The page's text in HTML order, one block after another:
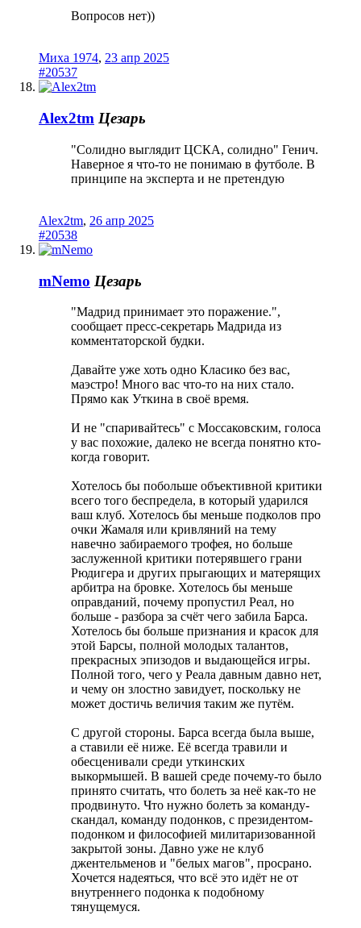
Вопросов нет))
Миха 1974, 23 апр 2025
#20537
Alex2tm Цезарь
"Солидно выглядит ЦСКА, солидно" Генич.
Наверное я что-то не понимаю в футболе. В
принципе на эксперта и не претендую
Alex2tm, 26 апр 2025
#20538
mNemo Цезарь
"Мадрид принимает это поражение.",
сообщает пресс-секретарь Мадрида из
комментаторской будки.
Давайте уже хоть одно Класико без вас,
маэстро! Много вас что-то на них стало.
Прямо как Уткина в своё время.
И не "спаривайтесь" с Моссаковским, голоса
у вас похожие, далеко не всегда понятно кто-
когда говорит.
Хотелось бы побольше объективной критики
всего того беспредела, в который ударился
ваш клуб. Хотелось бы меньше подколов про
очки Жамаля или кривляний на тему
навечно забираемого трофея, но больше
заслуженной критики потерявшего грани
Рюдигера и других прыгающих и матерящих
арбитра на бровке. Хотелось бы меньше
оправданий, почему пропустил Реал, но
больше - разбора за счёт чего забила Барса.
Хотелось бы больше признания и красок для
этой Барсы, полной молодых талантов,
прекрасных эпизодов и выдающейся игры.
Полной того, чего у Реала давным давно нет,
и чему он злостно завидует, поскольку не
может достичь величия таким же путём.
С другой стороны. Барса всегда была выше,
а ставили её ниже. Её всегда травили и
обесценивали среди уткинских
выкормышей. В вашей среде почему-то было
принято считать, что болеть за неё как-то не
продвинуто. Что нужно болеть за команду-
скандал, команду подонков, с президентом-
подонком и философией милитаризованной
закрытой зоны. Давно уже не клуб
джентельменов и "белых магов", просрано.
Хочется надеяться, что всё это идёт не от
внутреннего подонка к подобному
тянущемуся.